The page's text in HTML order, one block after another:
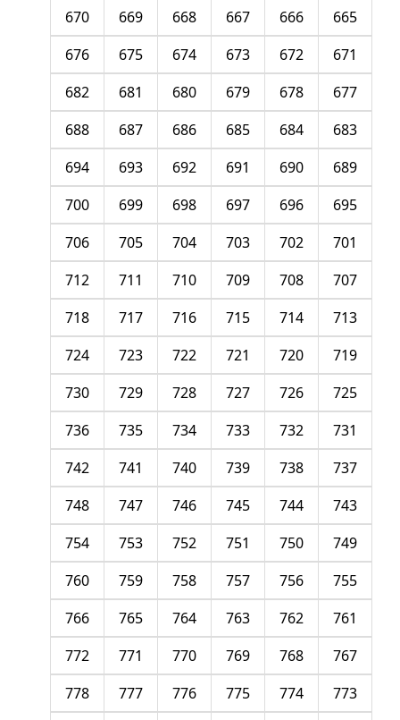
665
666
667
668
669
670
671
672
673
674
675
676
677
678
679
680
681
682
683
684
685
686
687
688
689
690
691
692
693
694
695
696
697
698
699
700
701
702
703
704
705
706
707
708
709
710
711
712
713
714
715
716
717
718
719
720
721
722
723
724
725
726
727
728
729
730
731
732
733
734
735
736
737
738
739
740
741
742
743
744
745
746
747
748
749
750
751
752
753
754
755
756
757
758
759
760
761
762
763
764
765
766
767
768
769
770
771
772
773
774
775
776
777
778